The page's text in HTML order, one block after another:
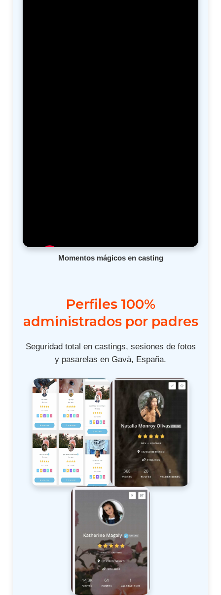
Momentos mágicos en casting
Perfiles 100%
administrados por padres
Seguridad total en castings, sesiones de fotos
y pasarelas en Gavà, España.